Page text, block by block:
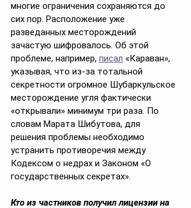
многие ограничения сохраняются до
сих пор. Расположение уже
разведанных месторождений
зачастую шифровалось. Об этой
проблеме, например, писал «Караван»,
указывая, что из-за тотальной
секретности огромное Шубаркульское
месторождение угля фактически
«открывали» минимум три раза. По
словам Марата Шибутова, для
решения проблемы необходимо
устранить противоречия между
Кодексом о недрах и Законом «О
государственных секретах».
Кто из частников получил лицензии на